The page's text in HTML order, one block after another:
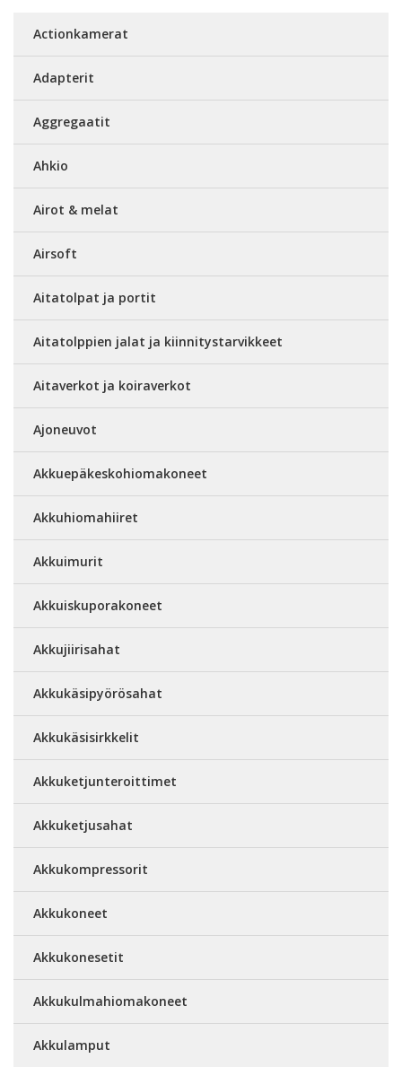
Actionkamerat
Adapterit
Aggregaatit
Ahkio
Airot & melat
Airsoft
Aitatolpat ja portit
Aitatolppien jalat ja kiinnitystarvikkeet
Aitaverkot ja koiraverkot
Ajoneuvot
Akkuepäkeskohiomakoneet
Akkuhiomahiiret
Akkuimurit
Akkuiskuporakoneet
Akkujiirisahat
Akkukäsipyörösahat
Akkukäsisirkkelit
Akkuketjunteroittimet
Akkuketjusahat
Akkukompressorit
Akkukoneet
Akkukonesetit
Akkukulmahiomakoneet
Akkulamput